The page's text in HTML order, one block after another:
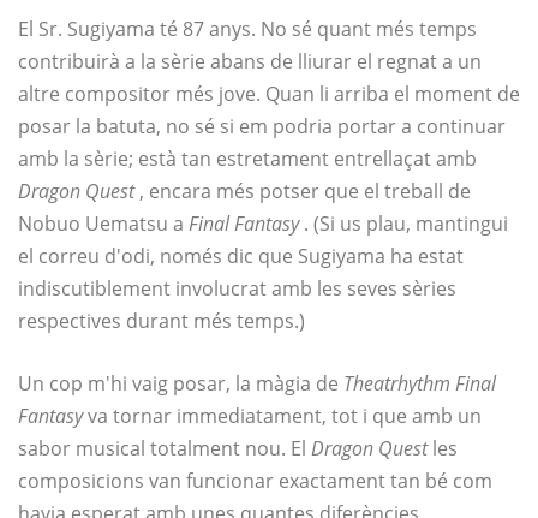
El Sr. Sugiyama té 87 anys. No sé quant més temps
contribuirà a la sèrie abans de lliurar el regnat a un
altre compositor més jove. Quan li arriba el moment de
posar la batuta, no sé si em podria portar a continuar
amb la sèrie; està tan estretament entrellaçat amb
Dragon Quest, encara més potser que el treball de
Nobuo Uematsu a Final Fantasy. (Si us plau, mantingui
el correu d'odi, només dic que Sugiyama ha estat
indiscutiblement involucrat amb les seves sèries
respectives durant més temps.)
Un cop m'hi vaig posar, la màgia de Theatrhythm Final
Fantasyva tornar immediatament, tot i que amb un
sabor musical totalment nou. El Dragon Questles
composicions van funcionar exactament tan bé com